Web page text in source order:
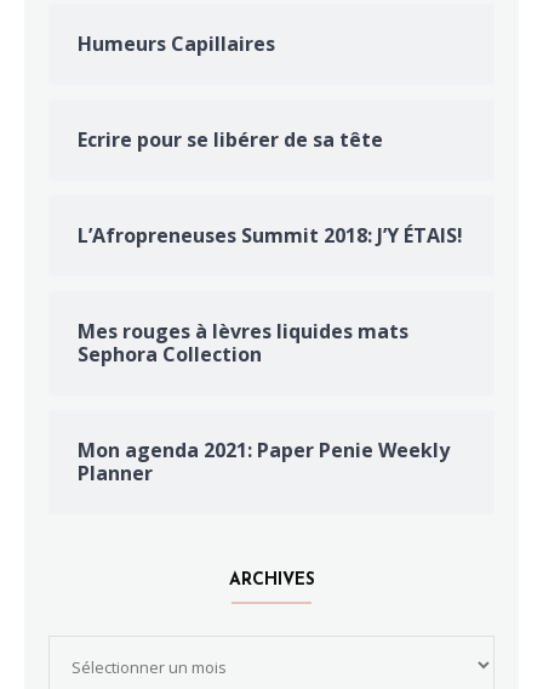
Humeurs Capillaires
Ecrire pour se libérer de sa tête
L’Afropreneuses Summit 2018: J’Y ÉTAIS!
Mes rouges à lèvres liquides mats
Sephora Collection
Mon agenda 2021: Paper Penie Weekly
Planner
ARCHIVES